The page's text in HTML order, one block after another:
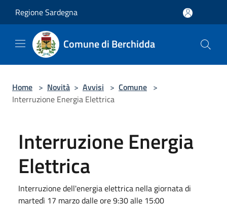
Regione Sardegna
Comune di Berchidda
Home > Novità > Avvisi > Comune >
Interruzione Energia Elettrica
Interruzione Energia
Elettrica
Interruzione dell'energia elettrica nella giornata di
martedì 17 marzo dalle ore 9:30 alle 15:00